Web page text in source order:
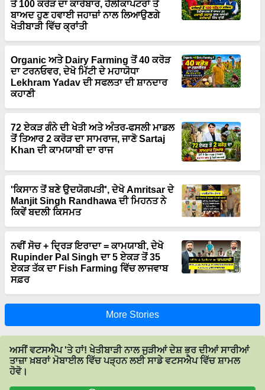
ਤੋਂ 100 ਕਰੋੜ ਦਾ ਕਾਰੋਬਾਰ, ਹੈਲੀਕਾਪਟਰਾਂ ਤੋਂ
ਬਾਅਦ ਹੁਣ ਹਵਾਈ ਜਹਾਜ਼ਾਂ ਨਾਲ ਲਿਆਉਣਗੇ
ਖੇਤੀਬਾੜੀ ਵਿੱਚ ਕ੍ਰਾਂਤੀ
Organic ਅਤੇ Dairy Farming ਤੋਂ 40 ਕਰੋੜ
ਦਾ ਟਰਨਓਵਰ, ਦੇਖੋ ਮਿੱਟੀ ਦੇ ਮਹਾਯੋਧਾ
Lekhram Yadav ਦੀ ਸਫਲਤਾ ਦੀ ਸ਼ਾਨਦਾਰ
ਕਹਾਣੀ
72 ਏਕੜ ਗੰਨੇ ਦੀ ਖੇਤੀ ਅਤੇ ਅੰਤਰ-ਫਸਲੀ ਮਾਡਲ
ਤੋਂ ਤਿਆਰ 2 ਕਰੋੜ ਦਾ ਸਾਮਰਾਜ, ਜਾਣੋ Sartaj
Khan ਦੀ ਕਾਮਯਾਬੀ ਦਾ ਰਾਜ
'ਕਿਸਾਨ ਤੋਂ ਬਣੇ ਉਦਯੋਗਪਤੀ', ਦੇਖੋ Amritsar ਦੇ
Manjit Singh Randhawa ਦੀ ਮਿਹਨਤ ਨੇ
ਕਿਵੇਂ ਬਦਲੀ ਕਿਸਮਤ
ਨਵੀਂ ਸੋਚ + ਦ੍ਰਿੜ ਇਰਾਦਾ = ਕਾਮਯਾਬੀ, ਦੇਖੋ
Rupinder Pal Singh ਦਾ 5 ਏਕੜ ਤੋਂ 35
ਏਕੜ ਤੱਕ ਦਾ Fish Farming ਵਿੱਚ ਲਾਜਵਾਬ
ਸਫ਼ਰ
More Stories
ਅਸੀਂ ਵਟਸਐਪ 'ਤੇ ਹਾਂ! ਖੇਤੀਬਾੜੀ ਨਾਲ ਜੁੜੀਆਂ ਦੇਸ਼ ਭਰ ਦੀਆਂ ਸਾਰੀਆਂ
ਤਾਜ਼ਾ ਖ਼ਬਰਾਂ ਮੋਬਾਈਲ ਵਿੱਚ ਪੜ੍ਹਨ ਲਈ ਸਾਡੇ ਵਟਸਐਪ ਵਿੱਚ ਸ਼ਾਮਲ
ਹੋਵੋ।